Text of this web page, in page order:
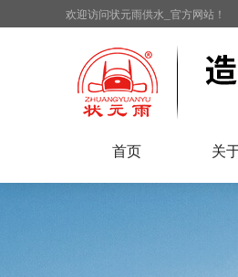
欢迎访问状元雨供水_官方网站！
首页 关